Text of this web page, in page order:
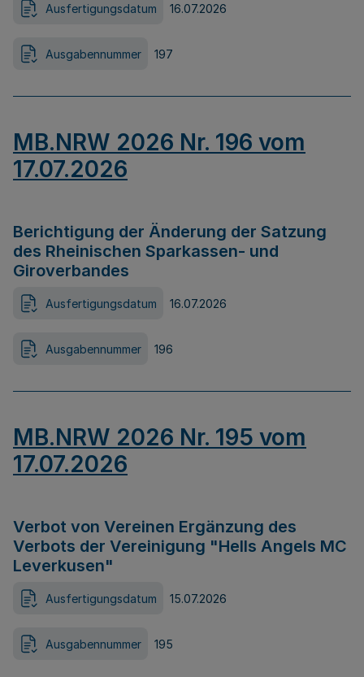
Ausfertigungsdatum 16.07.2026
Ausgabennummer 197
MB.NRW 2026 Nr. 196 vom
17.07.2026
Berichtigung der Änderung der Satzung
des Rheinischen Sparkassen- und
Giroverbandes
Ausfertigungsdatum 16.07.2026
Ausgabennummer 196
MB.NRW 2026 Nr. 195 vom
17.07.2026
Verbot von Vereinen Ergänzung des
Verbots der Vereinigung "Hells Angels MC
Leverkusen"
Ausfertigungsdatum 15.07.2026
Ausgabennummer 195